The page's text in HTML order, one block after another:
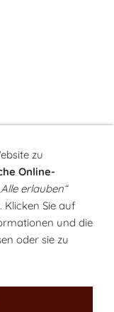
zu
Online-
erlauben“
Sie auf
und die
oder sie zu